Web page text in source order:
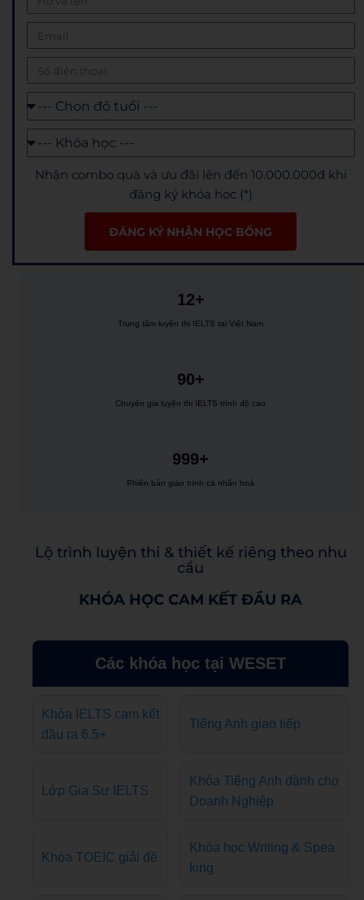
Nhận combo quà và ưu đãi lên đến 10.000.000đ khi
đăng ký khóa học (*)
ĐĂNG KÝ NHẬN HỌC BỔNG
12+
Trung tâm luyện thi IELTS tại Việt Nam
90+
Chuyên gia luyện thi IELTS trình độ cao
999+
Phiên bản giáo trình cá nhân hoá
Lộ trình luyện thi & thiết kế riêng theo nhu
cầu
KHÓA HỌC CAM KẾT ĐẦU RA
Các khóa học tại WESET
Khóa IELTS cam kết
đầu ra 6.5+
Tiếng Anh giao tiếp
Lớp Gia Sư IELTS
Khóa Tiếng Anh dành cho
Doanh Nghiệp
Khóa TOEIC giải đề
Khóa học Writing & Spea
king